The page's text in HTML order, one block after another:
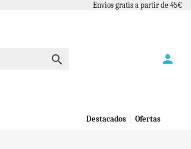
Envios gratis a partir de 45€
 person
Destacados Ofertas